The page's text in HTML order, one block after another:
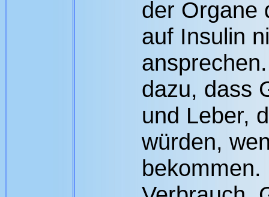
der Organe
auf Insulin
dazu, dass
und Leber,
würden,